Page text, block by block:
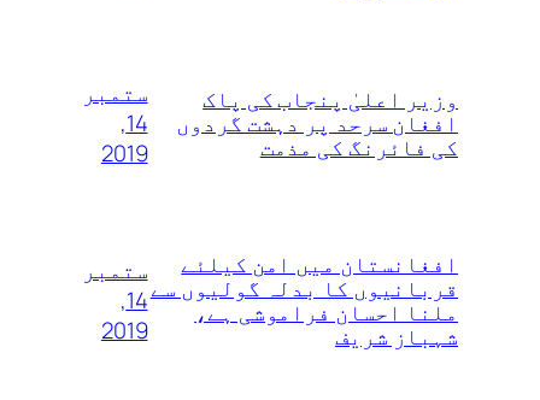
وزیر اعلیٰ پنجاب کی پاک
افغان سرحد پر دہشت گردوں
کی فائرنگ کی مذمت
ستمبر
14,
2019
افغانستان میں امن کیلئے
قربانیوں کا بدلہ گولیوں سے
ملنا احسان فراموشی ہے،
شہباز شریف
ستمبر
14,
2019